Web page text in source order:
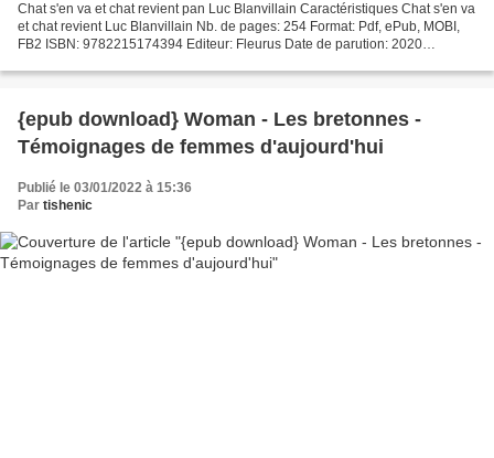
Chat s'en va et chat revient pan Luc Blanvillain Caractéristiques Chat s'en va
et chat revient Luc Blanvillain Nb. de pages: 254 Format: Pdf, ePub, MOBI,
FB2 ISBN: 9782215174394 Editeur: Fleurus Date de parution: 2020
{epub download} Woman - Les bretonnes -
Témoignages de femmes d'aujourd'hui
Publié le 03/01/2022 à 15:36
Par tishenic